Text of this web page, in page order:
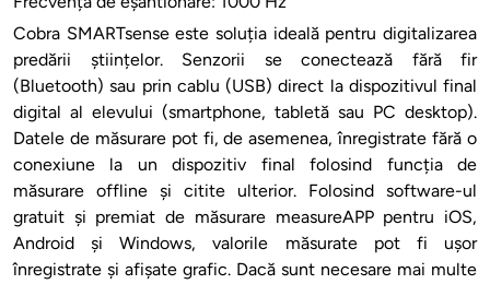
Cobra SMARTsense este soluția ideală pentru digitalizarea
predării științelor. Senzorii se conectează fără fir
(Bluetooth) sau prin cablu (USB) direct la dispozitivul final
digital al elevului (smartphone, tabletă sau PC desktop).
Datele de măsurare pot fi, de asemenea, înregistrate fără o
conexiune la un dispozitiv final folosind funcția de
măsurare offline și citite ulterior. Folosind software-ul
gratuit și premiat de măsurare measureAPP pentru iOS,
Android și Windows, valorile măsurate pot fi ușor
înregistrate și afișate grafic. Dacă sunt necesare mai multe